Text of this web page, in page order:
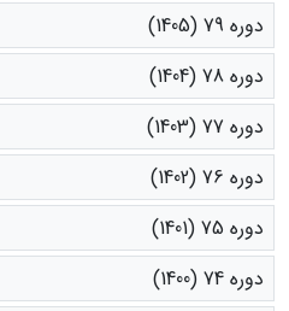
دوره 79 (1405)
دوره 78 (1404)
دوره 77 (1403)
دوره 76 (1402)
دوره 75 (1401)
دوره 74 (1400)